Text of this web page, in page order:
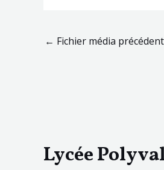
← Fichier média précédent
Lycée